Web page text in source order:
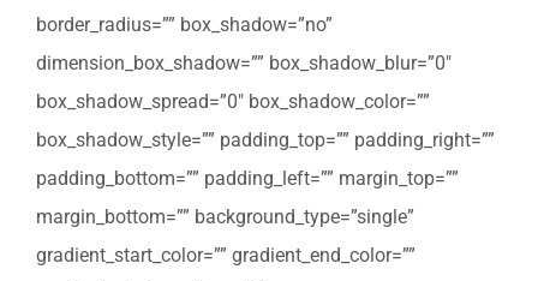
border_radius=”” box_shadow=”no”
dimension_box_shadow=”” box_shadow_blur=”0″
box_shadow_spread=”0″ box_shadow_color=””
box_shadow_style=”” padding_top=”” padding_right=””
padding_bottom=”” padding_left=”” margin_top=””
margin_bottom=”” background_type=”single”
gradient_start_color=”” gradient_end_color=””